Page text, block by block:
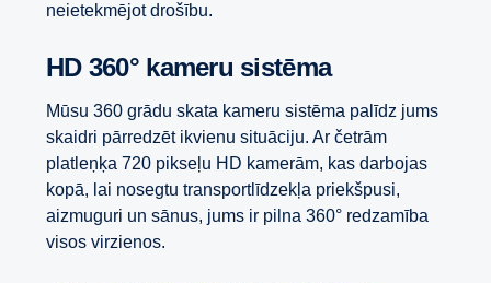
neietekmējot drošību.
HD 360° kameru sistēma
Mūsu 360 grādu skata kameru sistēma palīdz jums
skaidri pārredzēt ikvienu situāciju. Ar četrām
platleņķa 720 pikseļu HD kamerām, kas darbojas
kopā, lai nosegtu transportlīdzekļa priekšpusi,
aizmuguri un sānus, jums ir pilna 360° redzamība
visos virzienos.